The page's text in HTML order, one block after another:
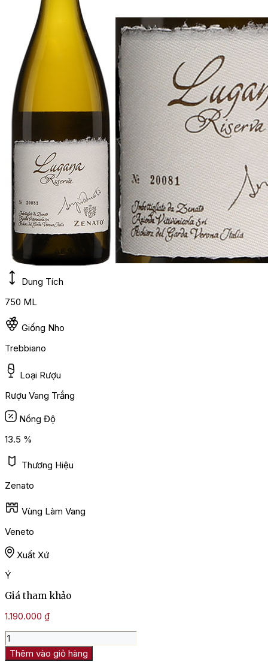
Dung Tích
750 ML
Giống Nho
Trebbiano
Loại Rượu
Rượu Vang Trắng
Nồng Độ
13.5 %
Thương Hiệu
Zenato
Vùng Làm Vang
Veneto
Xuất Xứ
Ý
Giá tham khảo
1.190.000 ₫
Rượu
Vang
Trắng
Thêm vào giỏ hàng